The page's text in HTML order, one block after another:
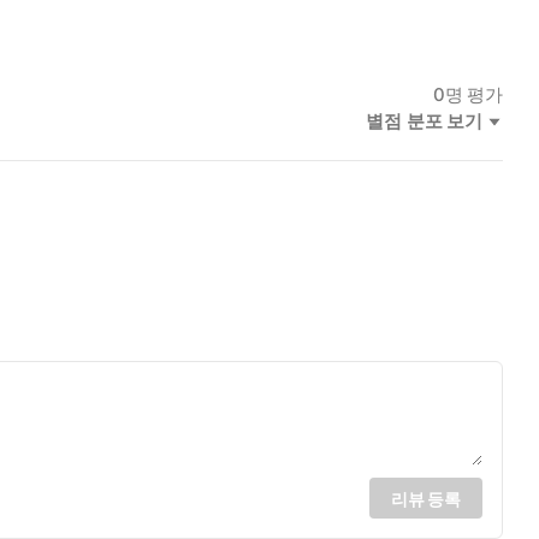
지로 취약한 우리 인간만이 알아차릴 수 있는 것이다. 타인
리에게는 있는 것이다. 지나치게 인간이기 때문에 우리는 다
다는 그저 네가 나의 인간이기 때문이었다. 고양이는 자신이
있었을지 모르지만 네가 스스로를 완전히 놓지 않았기 때문
0명 평가
별점 분포 보기
리뷰 등록